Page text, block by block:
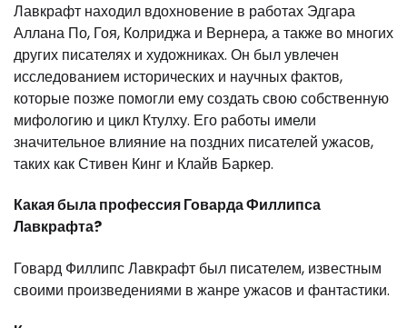
Лавкрафт находил вдохновение в работах Эдгара
Аллана По, Гоя, Колриджа и Вернера, а также во многих
других писателях и художниках. Он был увлечен
исследованием исторических и научных фактов,
которые позже помогли ему создать свою собственную
мифологию и цикл Ктулху. Его работы имели
значительное влияние на поздних писателей ужасов,
таких как Стивен Кинг и Клайв Баркер.
Какая была профессия Говарда Филлипса
Лавкрафта?
Говард Филлипс Лавкрафт был писателем, известным
своими произведениями в жанре ужасов и фантастики.